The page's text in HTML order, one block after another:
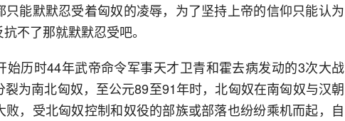
能默默忍受着匈奴的凌辱，为了坚持上帝的信仰只能认为
不了那就默默忍受吧。
始历时44年武帝命令军事天才卫青和霍去病发动的3次大战
为南北匈奴，至公元89至91年时，北匈奴在南匈奴与汉朝
，受北匈奴控制和奴役的部族或部落也纷纷乘机而起，自